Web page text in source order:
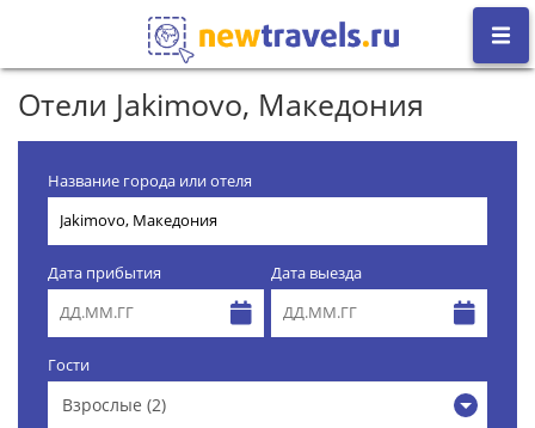
Отели Jakimovo, Македония
Название города или отеля
Дата прибытия Дата выезда
Гости
Взрослые (2)